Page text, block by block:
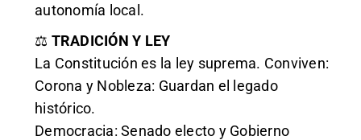
autonomía local.
⚖️ TRADICIÓN Y LEY
La Constitución es la ley suprema. Conviven:
Corona y Nobleza: Guardan el legado
histórico.
Democracia: Senado electo y Gobierno